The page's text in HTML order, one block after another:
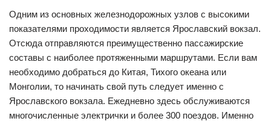
Одним из основных железнодорожных узлов с высокими
показателями проходимости является Ярославский вокзал.
Отсюда отправляются преимущественно пассажирские
составы с наиболее протяженными маршрутами. Если вам
необходимо добраться до Китая, Тихого океана или
Монголии, то начинать свой путь следует именно с
Ярославского вокзала. Ежедневно здесь обслуживаются
многочисленные электрички и более 300 поездов. Именно